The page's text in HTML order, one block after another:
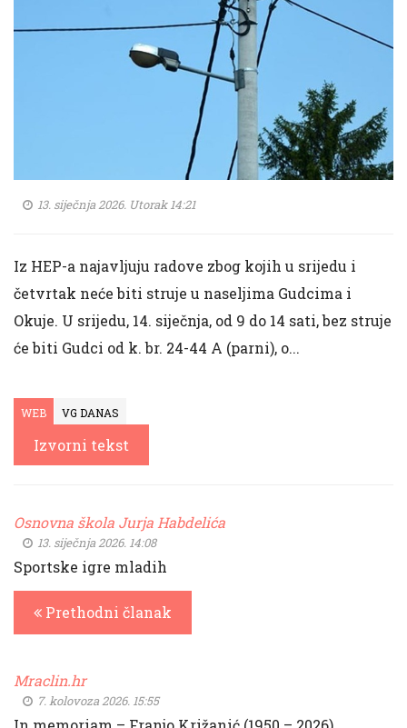
13. siječnja 2026. Utorak 14:21
Iz HEP-a najavljuju radove zbog kojih u srijedu i
četvrtak neće biti struje u naseljima Gudcima i
Okuje. U srijedu, 14. siječnja, od 9 do 14 sati, bez struje
će biti Gudci od k. br. 24-44 A (parni), o...
WEB VG DANAS
Izvorni tekst
Osnovna škola Jurja Habdelića
13. siječnja 2026. 14:08
Sportske igre mladih
Prethodni članak
Mraclin.hr
7. kolovoza 2026. 15:55